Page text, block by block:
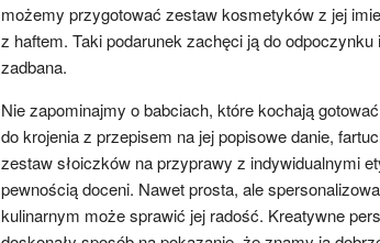
możemy przygotować zestaw kosmetyków z jej
z haftem. Taki podarunek zachęci ją do
zadbana.
Nie zapominajmy o babciach, które kochają
do krojenia z przepisem na jej popisowe danie,
zestaw słoiczków na przyprawy z indywidualnymi
pewnością doceni. Nawet prosta, ale
kulinarnym może sprawić jej radość. Kreatywne